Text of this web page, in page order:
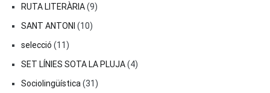
RUTA LITERÀRIA(9)
SANT ANTONI (10)
selecció (11)
SET LÍNIES SOTA LA PLUJA(4)
Sociolingüística (31)